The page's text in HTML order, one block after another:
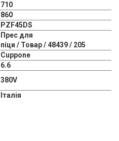
710
860
PZF45DS
Прес для
піци / Товар / 48439 / 205
Cuppone
6.6
380V
Італія